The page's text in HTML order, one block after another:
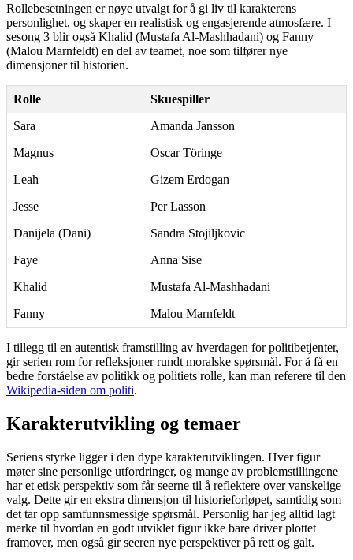
Rollebesetningen er nøye utvalgt for å gi liv til karakterens
personlighet, og skaper en realistisk og engasjerende atmosfære. I
sesong 3 blir også Khalid (Mustafa Al-Mashhadani) og Fanny
(Malou Marnfeldt) en del av teamet, noe som tilfører nye
dimensjoner til historien.
Rolle
Skuespiller
Sara
Amanda Jansson
Magnus
Oscar Töringe
Leah
Gizem Erdogan
Jesse
Per Lasson
Danijela (Dani)
Sandra Stojiljkovic
Faye
Anna Sise
Khalid
Mustafa Al-Mashhadani
Fanny
Malou Marnfeldt
I tillegg til en autentisk framstilling av hverdagen for politibetjenter,
gir serien rom for refleksjoner rundt moralske spørsmål. For å få en
bedre forståelse av politikk og politiets rolle, kan man referere til den
Wikipedia-siden om politi.
Karakterutvikling og temaer
Seriens styrke ligger i den dype karakterutviklingen. Hver figur
møter sine personlige utfordringer, og mange av problemstillingene
har et etisk perspektiv som får seerne til å reflektere over vanskelige
valg. Dette gir en ekstra dimensjon til historieforløpet, samtidig som
det tar opp samfunnsmessige spørsmål. Personlig har jeg alltid lagt
merke til hvordan en godt utviklet figur ikke bare driver plottet
framover, men også gir seeren nye perspektiver på rett og galt.